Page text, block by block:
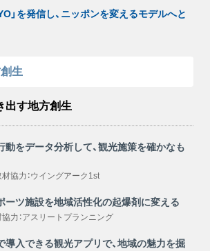
」を発信し、ニッポンを変えるモデルへと
生
出す地方創生
動をデータ分析して、観光施策を確かなも
力：ウイングアーク1st
ーツ施設を地域活性化の起爆剤に変える
力：アスリートプランニング
導入できる観光アプリで、地域の魅力を掘